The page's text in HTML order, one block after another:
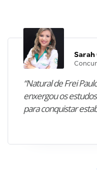
Sarah
“Natural de Frei
enxergou os
para conquistar